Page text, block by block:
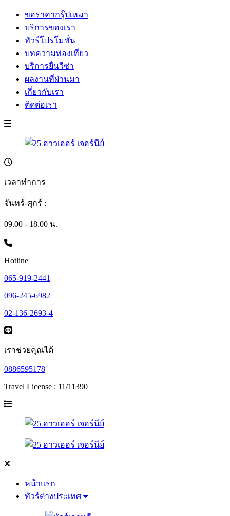
ขอราคากรุ๊ปเหมา
บริการของเรา
ทัวร์โปรโมชั่น
บทความท่องเที่ยว
บริการยื่นวีซ่า
ผลงานที่ผ่านมา
เกี่ยวกับเรา
ติดต่อเรา
เวลาทำการ
จันทร์-ศุกร์ :
09.00 - 18.00 น.
Hotline
065-919-2441
096-245-6982
02-136-2693-4
เราช่วยคุณได้
0886595178
Travel License : 11/11390
หน้าแรก
ทัวร์ต่างประเทศ